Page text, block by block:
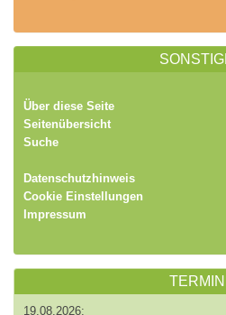
Über diese Seite
Seitenübersicht
Suche
Datenschutzhinweis
Cookie Einstellungen
Impressum
19.08.2026: